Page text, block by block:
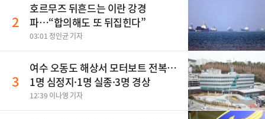
2
호르무즈 뒤흔드는 이란 강경
파…“합의해도 또 뒤집힌다”
03:01 정인균 기자
3
여수 오동도 해상서 모터보트 전복…
1명 심정지·1명 실종·3명 경상
12:39 이나영 기자